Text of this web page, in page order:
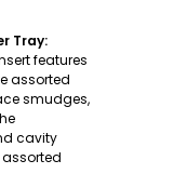
Tray:
features
assorted
smudges,
cavity